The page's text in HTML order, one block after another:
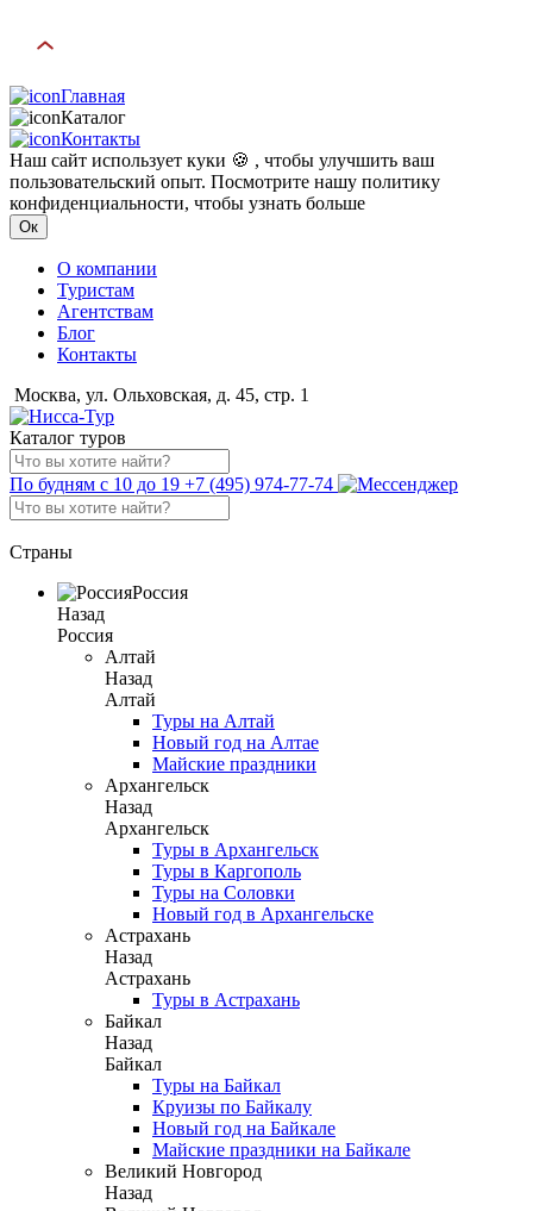
Главная
Каталог
Контакты
Наш сайт использует куки 🍪 , чтобы улучшить ваш
пользовательский опыт. Посмотрите нашу политику
конфиденциальности, чтобы узнать больше
Ок
О компании
Туристам
Агентствам
Блог
Контакты
Москва, ул. Ольховская, д. 45, стр. 1
Каталог туров
По будням с 10 до 19 +7 (495) 974-77-74
Страны
Россия
Назад
Россия
Алтай
Назад
Алтай
Туры на Алтай
Новый год на Алтае
Майские праздники
Архангельск
Назад
Архангельск
Туры в Архангельск
Туры в Каргополь
Туры на Соловки
Новый год в Архангельске
Астрахань
Назад
Астрахань
Туры в Астрахань
Байкал
Назад
Байкал
Туры на Байкал
Круизы по Байкалу
Новый год на Байкале
Майские праздники на Байкале
Великий Новгород
Назад